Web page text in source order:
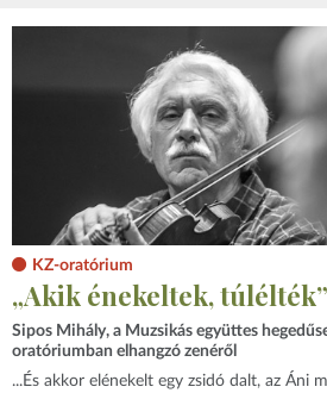
KZ-oratórium
„Akik énekeltek, túlélték”
Sipos Mihály, a Muzsikás együttes
oratóriumban elhangzó zenéről
...És akkor elénekelt egy zsidó dalt, az Áni